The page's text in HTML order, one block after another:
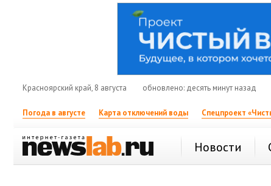
Красноярский край, 8 августа обновлено: десять минут назад
Погода в августе Карта отключений воды Спецпроект
Новости